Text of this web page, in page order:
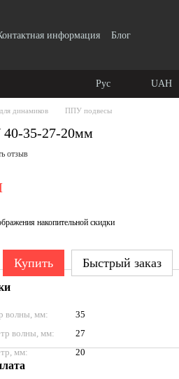
информация
Блог
Рус UAH
динамиков ППУ подвесы
35-27-20мм
отзыв
накопительной скидки
Купить Быстрый заказ
волны, мм:
35
волны, мм:
27
мм:
20